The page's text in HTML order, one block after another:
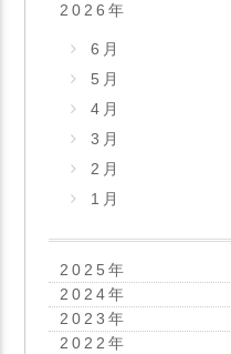
2026 年
6月
5月
4月
3月
2月
1月
2025 年
2024年
2023 年
2022 年